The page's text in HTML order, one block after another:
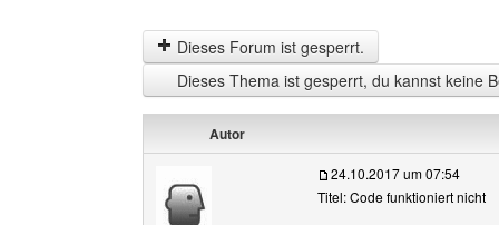
Dieses Forum ist gesperrt.
Dieses Thema ist gesperrt, du kannst keine
Autor
24.10.2017 um 07:54
Titel: Code funktioniert nicht